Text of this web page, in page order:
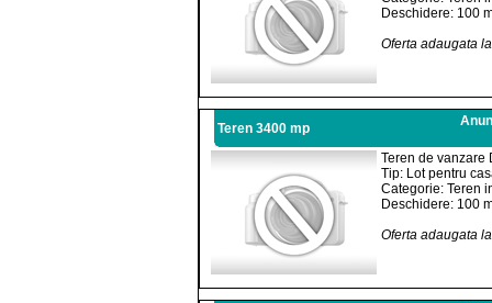
Deschidere: 100
Oferta adaugata
Teren 3400 mp
Teren de vanzare
Tip: Lot pentru
Categorie: Teren
Deschidere: 100
Oferta adaugata